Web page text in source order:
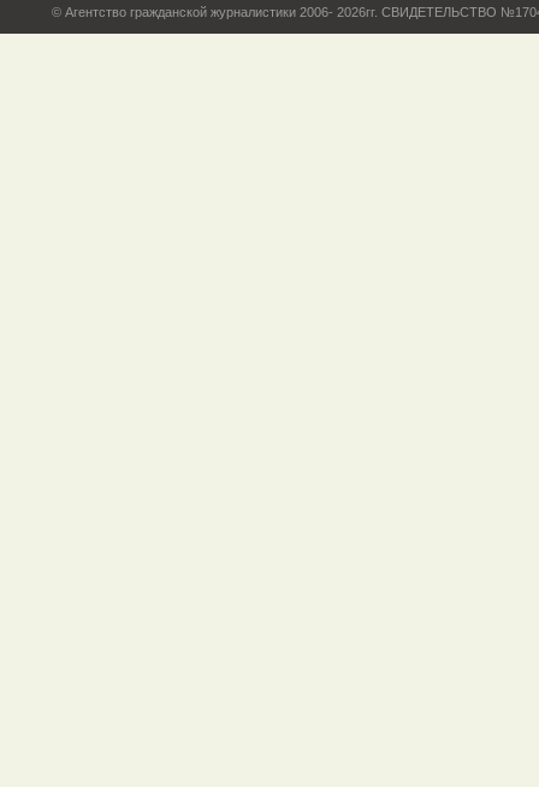
© Агентство гражданской журналистики 2006- 2026гг. СВИДЕТЕЛЬСТВО